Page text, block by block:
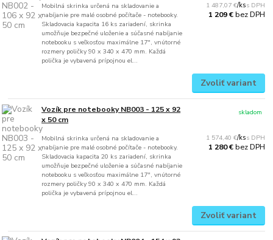
Mobilná skrinka určená na skladovanie a
nabíjanie pre malé osobné počítače - notebooky.
Skladovacia kapacita 16 ks zariadení, skrinka
umožňuje bezpečné uloženie a súčasné nabíjanie
notebooku s veľkosťou maximálne 17", vnútorné
rozmery poličky 90 x 340 x 470 mm. Každá
polička je vybavená prípojnou el...
1 487,07 €/ks
1 209 €bez DPH
Zvoliť variant
Vozík pre notebooky NB003 - 125 x 92
x 50 cm
Mobilná skrinka určená na skladovanie a
nabíjanie pre malé osobné počítače - notebooky.
Skladovacia kapacita 20 ks zariadení, skrinka
umožňuje bezpečné uloženie a súčasné nabíjanie
notebooku s veľkosťou maximálne 17", vnútorné
rozmery poličky 90 x 340 x 470 mm. Každá
polička je vybavená prípojnou el...
1 574,40 €/ks
1 280 €bez DPH
skladom
Zvoliť variant